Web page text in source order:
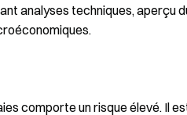
analyses techniques, aperçu
comporte un risque élevé. Il